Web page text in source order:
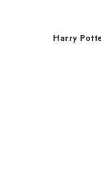
Harry